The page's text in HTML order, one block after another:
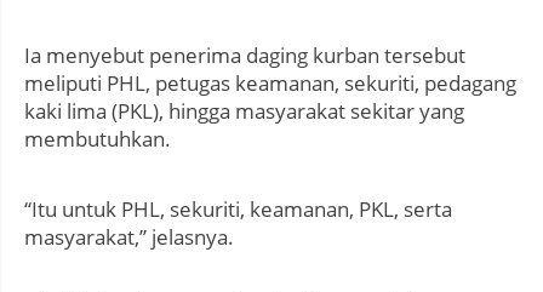
Ia menyebut penerima daging kurban tersebut
meliputi PHL, petugas keamanan, sekuriti, pedagang
kaki lima (PKL), hingga masyarakat sekitar yang
membutuhkan.
“Itu untuk PHL, sekuriti, keamanan, PKL, serta
masyarakat,” jelasnya.